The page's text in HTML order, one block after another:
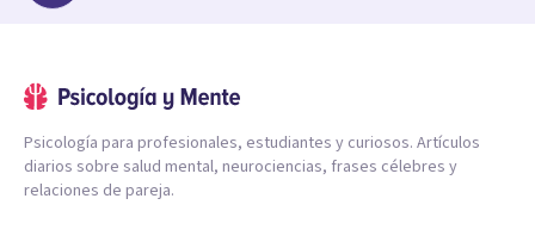
Psicología para profesionales, estudiantes y curiosos. Artículos
diarios sobre salud mental, neurociencias, frases célebres y
relaciones de pareja.